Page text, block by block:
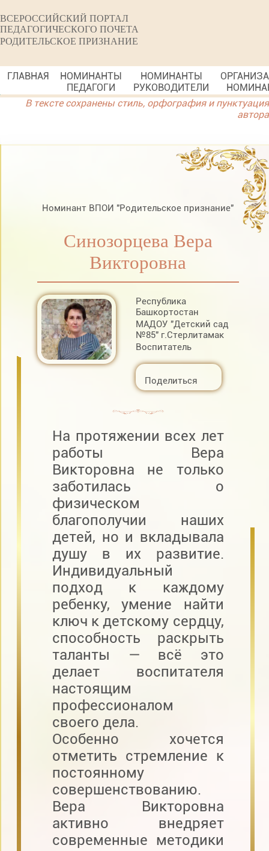
ВСЕРОССИЙСКИЙ ПОРТАЛ
ПЕДАГОГИЧЕСКОГО ПОЧЕТА
РОДИТЕЛЬСКОЕ ПРИЗНАНИЕ
ГЛАВНАЯ
НОМИНАНТЫ
ПЕДАГОГИ
НОМИНАНТЫ
РУКОВОДИТЕЛИ
В тексте сохранены стиль, орфография и пунктуация
автора
Номинант ВПОИ "Родительское признание"
Синозорцева Вера
Викторовна
Республика
Башкортостан
МАДОУ "Детский сад
№85" г.Стерлитамак
Воспитатель
Поделиться
На протяжении всех лет
работы Вера
Викторовна не только
заботилась о
физическом
благополучии наших
детей, но и вкладывала
душу в их развитие.
Индивидуальный
подход к каждому
ребенку, умение найти
ключ к детскому сердцу,
способность раскрыть
таланты — всё это
делает воспитателя
настоящим
профессионалом
своего дела.
Особенно хочется
отметить стремление к
постоянному
совершенствованию.
Вера Викторовна
активно внедряет
современные методики